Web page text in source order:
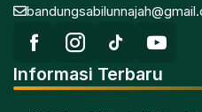
Informasi Terbaru